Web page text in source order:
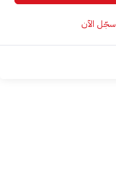
سجّل الآن